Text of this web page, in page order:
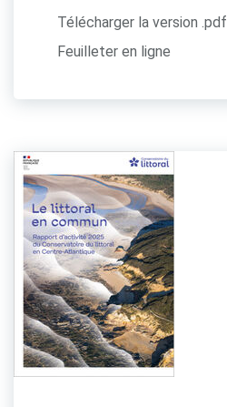
Télécharger la version .pdf
Feuilleter en ligne